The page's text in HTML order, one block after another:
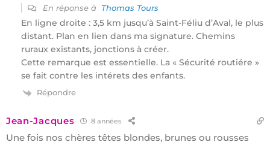
En réponse à Thomas Tours
En ligne droite : 3,5 km jusqu’à Saint-Féliu d’Aval, le plus
distant. Plan en lien dans ma signature. Chemins
ruraux existants, jonctions à créer.
Cette remarque est essentielle. La « Sécurité routiére »
se fait contre les intérets des enfants.
Répondre
Jean-Jacques 8 années
Une fois nos chères têtes blondes, brunes ou rousses